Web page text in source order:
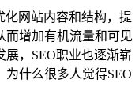
化网站内容和结构，提
而增加有机流量和可见
，SEO职业也逐渐崭
什么很多人觉得SEO